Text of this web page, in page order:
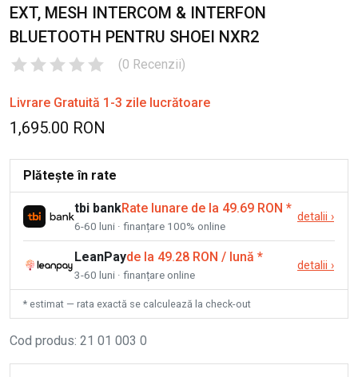
EXT, MESH INTERCOM & INTERFON
BLUETOOTH PENTRU SHOEI NXR2
(0 Recenzii)
Livrare Gratuită 1-3 zile lucrătoare
1,695.00 RON
Plătește în rate
tbi bankRate lunare de la 49.69 RON *
6-60 luni · finanțare 100% online
detalii ›
LeanPayde la 49.28 RON / lună *
3-60 luni · finanțare online
detalii ›
* estimat — rata exactă se calculează la check-out
Cod produs: 21 01 003 0